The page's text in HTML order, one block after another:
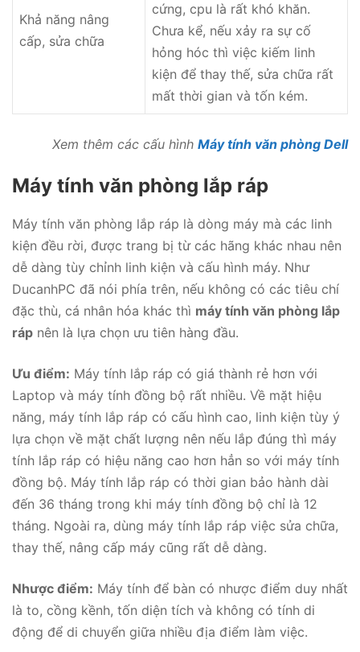
Khả năng nâng
cấp, sửa chữa
cứng, cpu là rất khó khăn.
Chưa kể, nếu xảy ra sự cố
hỏng hóc thì việc kiếm linh
kiện để thay thế, sửa chữa rất
mất thời gian và tốn kém.
Xem thêm các cấu hình Máy tính văn phòng Dell
Máy tính văn phòng lắp ráp
Máy tính văn phòng lắp ráp là dòng máy mà các linh
kiện đều rời, được trang bị từ các hãng khác nhau nên
dễ dàng tùy chỉnh linh kiện và cấu hình máy. Như
DucanhPC đã nói phía trên, nếu không có các tiêu chí
đặc thù, cá nhân hóa khác thì máy tính văn phòng lắp
ráp nên là lựa chọn ưu tiên hàng đầu.
Ưu điểm: Máy tính lắp ráp có giá thành rẻ hơn với
Laptop và máy tính đồng bộ rất nhiều. Về mặt hiệu
năng, máy tính lắp ráp có cấu hình cao, linh kiện tùy ý
lựa chọn về mặt chất lượng nên nếu lắp đúng thì máy
tính lắp ráp có hiệu năng cao hơn hẳn so với máy tính
đồng bộ. Máy tính lắp ráp có thời gian bảo hành dài
đến 36 tháng trong khi máy tính đồng bộ chỉ là 12
tháng. Ngoài ra, dùng máy tính lắp ráp việc sửa chữa,
thay thế, nâng cấp máy cũng rất dễ dàng.
Nhược điểm: Máy tính để bàn có nhược điểm duy nhất
là to, cồng kềnh, tốn diện tích và không có tính di
động để di chuyển giữa nhiều địa điểm làm việc.